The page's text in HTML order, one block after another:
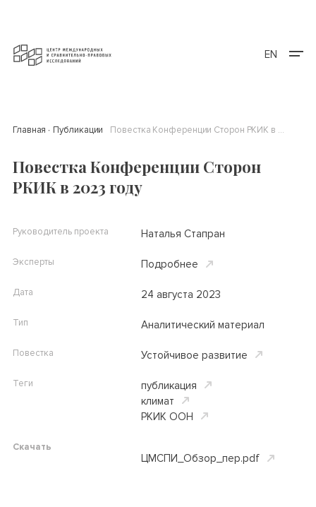
EN
Главная Публикации Повестка Конференции Сторон РКИК в 2023 году
Повестка Конференции Сторон
РКИК в 2023 году
Руководитель проекта Наталья Стапран
Эксперты Подробнее
Дата 24 августа 2023
Тип Аналитический материал
Повестка Устойчивое развитие
Теги
публикация
климат
РКИК ООН
Скачать
ЦМСПИ_Обзор_пер.pdf